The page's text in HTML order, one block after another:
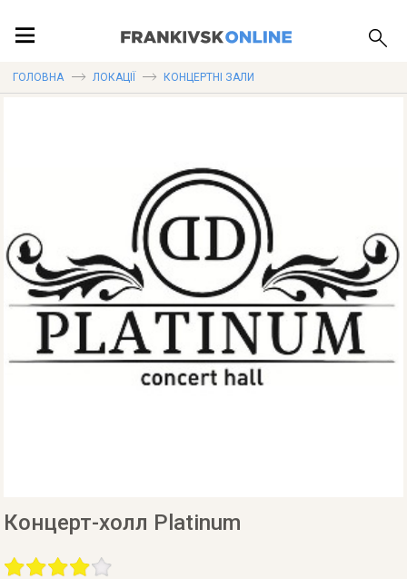
ГОЛОВНА ЛОКАЦІЇ КОНЦЕРТНІ ЗАЛИ
Концерт-холл Platinum